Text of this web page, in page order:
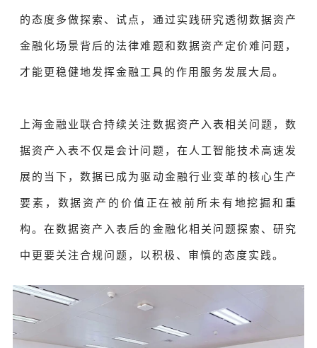
的态度多做探索、试点，通过实践研究透彻数据资产
金融化场景背后的法律难题和数据资产定价难问题，
才能更稳健地发挥金融工具的作用服务发展大局。
上海金融业联合持续关注数据资产入表相关问题，数
据资产入表不仅是会计问题，在人工智能技术高速发
展的当下，数据已成为驱动金融行业变革的核心生产
要素，数据资产的价值正在被前所未有地挖掘和重
构。在数据资产入表后的金融化相关问题探索、研究
中更要关注合规问题，以积极、审慎的态度实践。